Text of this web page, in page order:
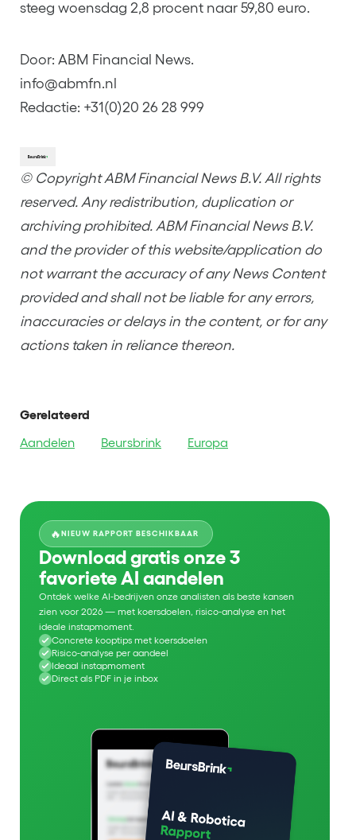
steeg woensdag 2,8 procent naar 59,80 euro.
Door: ABM Financial News.
info@abmfn.nl
Redactie: +31(0)20 26 28 999
© Copyright ABM Financial News B.V. All rights
reserved. Any redistribution, duplication or
archiving prohibited. ABM Financial News B.V.
and the provider of this website/application do
not warrant the accuracy of any News Content
provided and shall not be liable for any errors,
inaccuracies or delays in the content, or for any
actions taken in reliance thereon.
Gerelateerd
Aandelen
Beursbrink Europa
🔥NIEUW RAPPORT BESCHIKBAAR
Download gratis onze 3
favoriete AI aandelen
Ontdek welke AI-bedrijven onze analisten als beste kansen
zien voor 2026 — met koersdoelen, risico-analyse en het
ideale instapmoment.
Concrete kooptips met koersdoelen
Risico-analyse per aandeel
Ideaal instapmoment
Direct als PDF in je inbox